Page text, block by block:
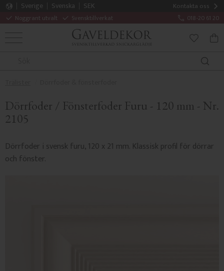
Kontakta oss
Noggrant utvalt Svensktillverkat 018-20 61 20
Sverige Svenska
SEK
MENY
Dörrfoder / Fönsterfoder Furu - 120 mm - Nr.
2105
Dörrfoder i svensk furu, 120 x 21 mm. Klassisk profil för dörrar
och fönster.